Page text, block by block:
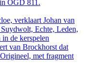
OGD 811.
verklaart Johan van
Echte, Leden,
in de kerspelen
van Brockhorst dat
met fragment